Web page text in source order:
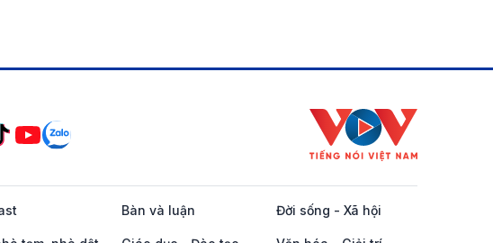
Bàn và luận Đời sống - Xã hội